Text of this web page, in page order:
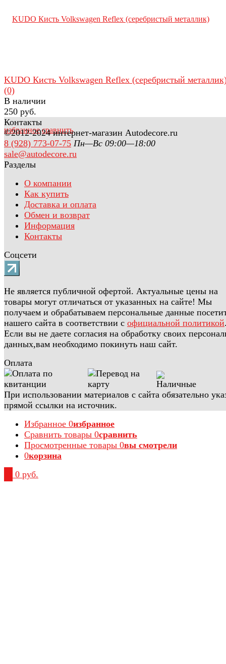
избранное сравнить
KUDO Кисть Volkswagen Reflex (серебристый
(0)
В наличии
250 руб.
Контакты
©2012-2024 интернет-магазин Autodecore.ru
8 (928) 773-07-75 Пн—Вс 09:00—18:00
sale@autodecore.ru
Разделы
О компании
Как купить
Доставка и оплата
Обмен и возврат
Информация
Контакты
Соцсети
Не является публичной офертой. Актуальные цены на
товары могут отличаться от указанных на сайте! Мы
получаем и обрабатываем персональные данные
нашего сайта в соответствии с официальной политикой
Если вы не даете согласия на обработку своих
данных,вам необходимо покинуть наш сайт.
Оплата
При использовании материалов с сайта обязательно
прямой ссылки на источник.
Избранное 0избранное
Сравнить товары 0сравнить
Просмотренные товары 0вы смотрели
0корзина
0 руб.